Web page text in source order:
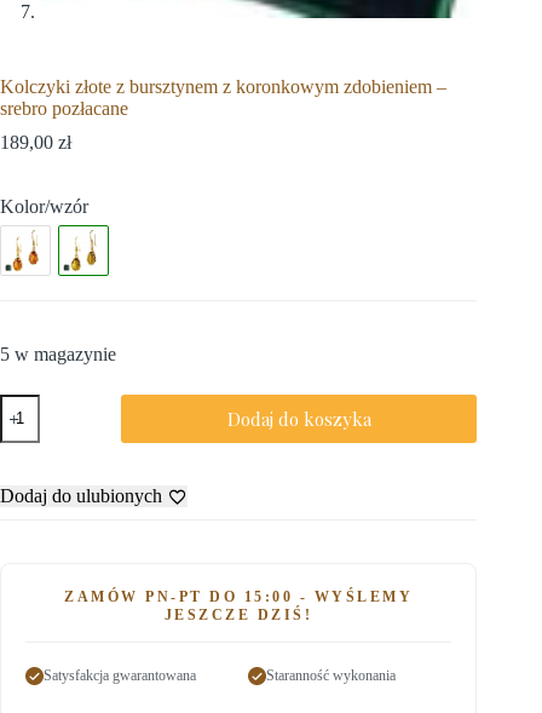
Kolczyki złote z bursztynem z koronkowym zdobieniem –
srebro pozłacane
189,00 zł
Kolor/wzór
5 w magazynie
Dodaj do koszyka
Dodaj do ulubionych
ZAMÓW PN-PT DO 15:00 - WYŚLEMY
JESZCZE DZIŚ!
Satysfakcja gwarantowana Staranność wykonania